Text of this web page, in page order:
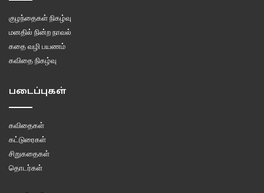
குழந்தைகள் நிகழ்வு
மனதில் நின்ற நாவல்
கதை வழி பயணம்
கவிதை நிகழ்வு
படைப்புகள்
கவிதைகள்
கட்டுரைகள்
சிறுகதைகள்
தொடர்கள்